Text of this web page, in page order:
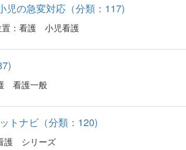
児の急変対応（分類：117)
置：看護 小児看護
看護一般
トナビ（分類：120)
護 シリーズ